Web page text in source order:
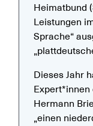
Heimatbund
Leistungen
Sprache“
Dieses Jahr
Hermann
„einen